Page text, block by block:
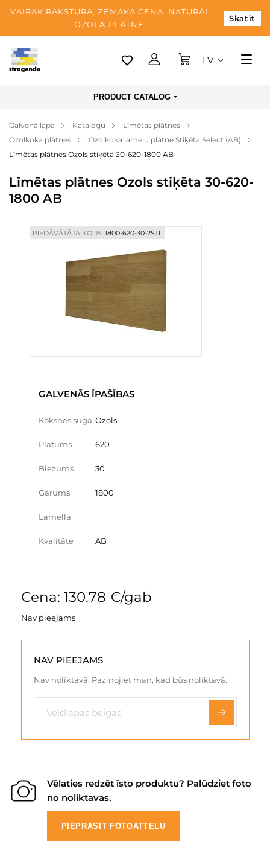
VAIRĀK RAKSTURA, ZEMĀKA CENA. NATURAL
OZOLA PLĀTNE.
Skatīt
Tallina
Apmaksa
Par mums
Blogs
Kontaktinformācija
LV
PRODUCT CATALOG
Galvenā lapa Katalogu
Līmētas plātnes
Ozolkoka plātnes
Ozolkoka lameļu plātne Stiķēta Select (AB)
Līmētas plātnes Ozols stiķēta 30-620-1800 AB
Līmētas plātnes Ozols stiķēta 30-620-
1800 AB
PIEDĀVĀTĀJA KODS:1800-620-30-2STL
GALVENĀS ĪPAŠĪBAS
Koksnes suga Ozols
Platums 620
Biezums 30
Garums 1800
Lamella
Kvalitāte AB
Cena: 130.78 €/gab
Nav pieejams
NAV PIEEJAMS
Nav noliktavā. Paziņojiet man, kad būs noliktavā.
Vēlaties redzēt īsto produktu? Palūdziet foto
no noliktavas.
PIEPRASĪT FOTOATTĒLU